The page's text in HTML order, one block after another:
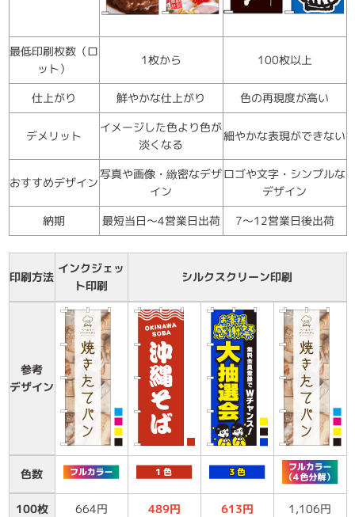
最低印刷枚数（ロ
ット）
1枚から 100枚以上
仕上がり 鮮やかな仕上がり 色の再現度が高い
デメリット
イメージした色より色が
淡くなる
細やかな表現ができない
おすすめデザイン
写真や画像・緻密なデザ
イン
ロゴや文字・シンプルな
デザイン
納期
最短当日～4営業日出荷 7～12営業日後出荷
印刷方法
インクジェッ
ト印刷
シルクスクリーン印刷
参考
デザイン
色数
100枚 664円 489円 613円 1,106円